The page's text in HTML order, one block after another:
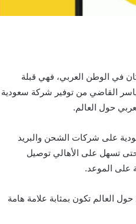
في الوطن العربي، فهي قبلة
القاضي من توفير شركة سعودية
حول العالم.
على شركات الشحن والبريد
خدماتها في الدول الأجنبية وفي 4 قارات مختلفة، حتى تسهل على الأهالي توصيل
على الموعد.
العالم تكون بمثابة علامة هامة